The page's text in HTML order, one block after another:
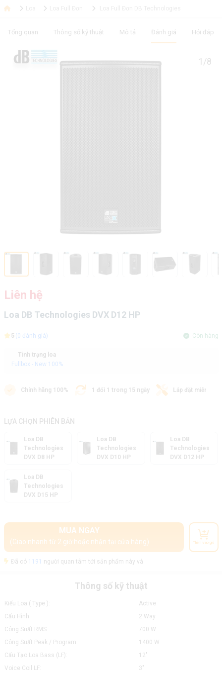
Tổng quan Thông số kỹ thuật Mô tả Đánh giá Hỏi đáp
1/8
Liên hệ
Loa DB Technologies DVX D12 HP
5 (0 đánh giá) Còn hàng
Tình trạng loa
Fullbox - New 100%
Chính hãng 100% 1 đổi 1 trong 15 ngày Lắp đặt miễn phí
LỰA CHỌN PHIÊN BẢN
Loa DB
Technologies
DVX D8 HP
Loa DB
Technologies
DVX D10 HP
Loa DB
Technologies
DVX D12 HP
Loa DB
Technologies
DVX D15 HP
MUA NGAY
(Giao nhanh từ 2 giờ hoặc nhận tại cửa hàng) Thêm vào giỏ
Đã có 1191 người quan tâm tới sản phẩm này và
Thông số kỹ thuật
Kiểu Loa ( Type ):
Active
Cấu Hình:
2 Way
Công Suất RMS:
700 W
Công Suất Peak / Program:
1400 W
Cấu Tạo Loa Bass (LF):
12"
Voice Coil LF:
3"